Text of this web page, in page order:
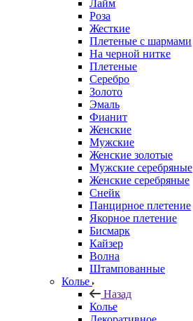
Лайм
Роза
Жесткие
Плетеные с шармами
На черной нитке
Плетеные
Серебро
Золото
Эмаль
Фианит
Женские
Мужские
Женские золотые
Мужские серебряные
Женские серебряные
Снейк
Панцирное плетение
Якорное плетение
Бисмарк
Кайзер
Волна
Штампованные
Колье
Назад
Колье